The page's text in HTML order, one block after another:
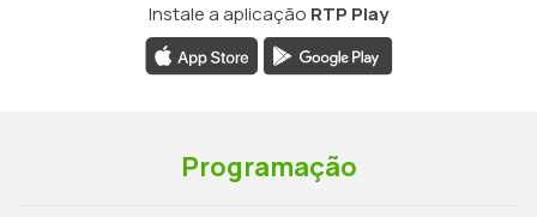
Instale a aplicação RTP Play
Programação